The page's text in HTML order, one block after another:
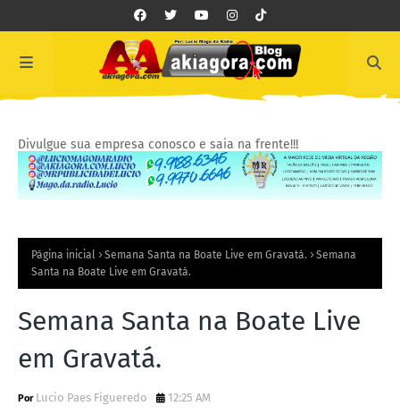
Divulgue sua empresa conosco e saia na frente!!!
Página inicial Semana Santa na Boate Live em Gravatá.
Semana
Santa na Boate Live em Gravatá.
Semana Santa na Boate Live
em Gravatá.
Lucio Paes Figueredo 12:25 AM